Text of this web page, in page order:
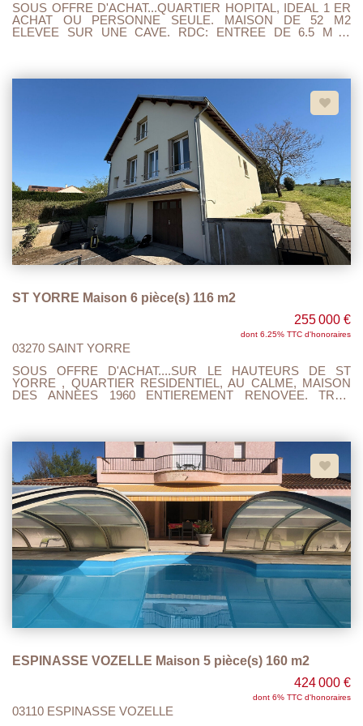
SOUS OFFRE D'ACHAT...QUARTIER HOPITAL, IDEAL 1 ER
ACHAT OU PERSONNE SEULE. MAISON DE 52 M2
ELEVEE SUR UNE CAVE. RDC: ENTREE DE 6.5 M 2,
QU'UNE PIECE MANSARDEE. A RENOVER.... COUR AVEC
GARAGE DE 18.5 M 2. TOUT A L'EGOUT, TAXE FONCIERE
697 EUROS. PROXIMITE GARE, HOPITAL,BUS...
ST YORRE Maison 6 pièce(s) 116 m2
255 000 €
dont 6.25% TTC d'honoraires
03270 SAINT YORRE
SOUS OFFRE D'ACHAT....SUR LE HAUTEURS DE ST
YORRE , QUARTIER RESIDENTIEL, AU CALME, MAISON
DES ANNEES 1960 ENTIEREMENT RENOVEE. TRES
CUISINE OUVERTE SUR SEJOUR, 2 CHAMBRES DONT
UNE AVEC SALLE DE DOUCHE, WC ET UNE 2 IEME SALLE
DE DOUCHE COMMUNE. 2 IEME ETAGE : COULOIR AVEC
PLACARD QUI DONNE SUR 2 CHAMBRES, 1 BUREAU, 1
WC . LES PRESTATIONS: PACK CLIM AIR / AIR, ISOLATION
PAR L'INTERIEUR ET PAR LE TOIT, DOUBLE VITRAGE,
FACADE NEUVE, PARQUETS,TOUT A L'EGOUT
CONFORME, TERRAIN D'UNE CONTENANCE DE 900 M2
AVEC UNE DEPENDANCE DE 35 M 2. VUS DEGAGEE, AU
CALME . ESPACE CUISINE ENTIEREMENT PRE-EQUIPE IL
NE RESTE PLUS QU'A INSTALER LA CUISINE DE VOTRE
CHOIX. TOUT EST ENTIEREMENT NEUF FACTURES A
L'APPUIS. A VISITER ET FAIRE OFFRE..
ESPINASSE VOZELLE Maison 5 pièce(s) 160 m2
424 000 €
dont 6% TTC d'honoraires
03110 ESPINASSE VOZELLE